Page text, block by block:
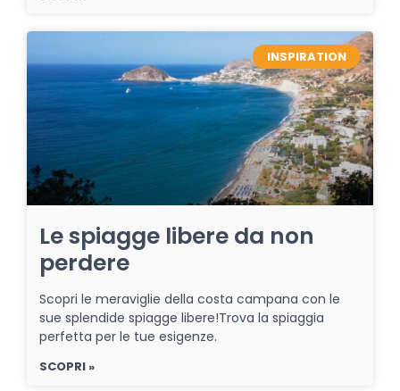
INSPIRATION
Le spiagge libere da non
perdere
Scopri le meraviglie della costa campana con le
sue splendide spiagge libere!Trova la spiaggia
perfetta per le tue esigenze.
SCOPRI »